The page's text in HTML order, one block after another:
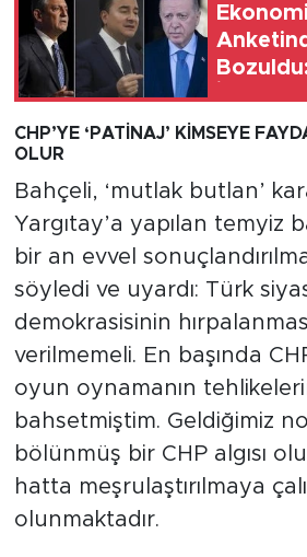
CHP’YE ‘PATİNAJ’ KİMSEYE
OLUR
Bahçeli, ‘mutlak butlan’
Yargıtay’a yapılan temyiz
bir an evvel
söyledi ve uyardı: Türk
demokrasisinin
verilmemeli. En başında
oyun oynamanın
bahsetmiştim. Geldiğimiz
bölünmüş bir CHP algısı
hatta meşrulaştırılmaya
olunmaktadır.